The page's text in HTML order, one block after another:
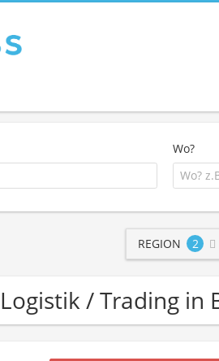
Wo?
REGION 2
/ Trading in